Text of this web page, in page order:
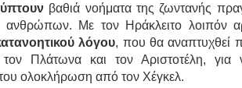
βαθιά νοήματα της ζωντανής
Με τον Ηράκλειτο λοιπόν
λόγου, που θα αναπτυχθεί
Πλάτωνα και τον Αριστοτέλη, για
του ολοκλήρωση από τον Χέγκελ.